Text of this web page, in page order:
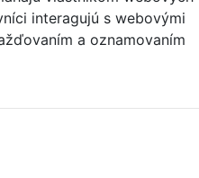
interagujú s webovými
a oznamovaním